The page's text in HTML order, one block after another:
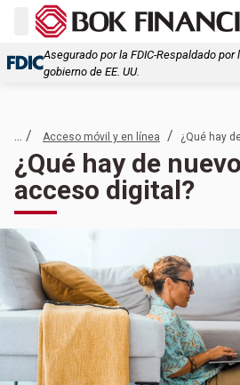
Asegurado por la FDIC-Respaldado
gobierno de EE. UU.
... / Acceso móvil y en línea / ¿Qué hay
¿Qué hay de
acceso digital?